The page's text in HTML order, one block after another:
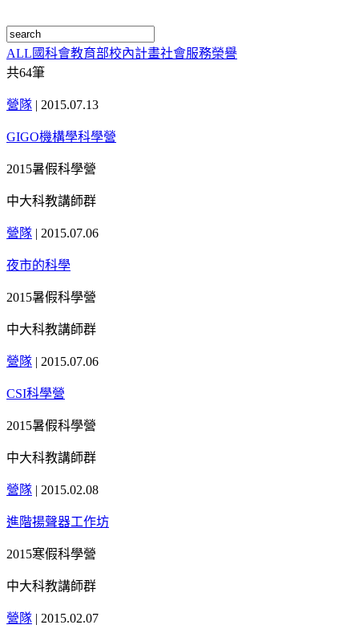
ALL 國科會教育部校內計畫社會服務榮譽
共64筆
營隊 | 2015.07.13
GIGO機構學科學營
2015暑假科學營
中大科教講師群
營隊 | 2015.07.06
夜市的科學
2015暑假科學營
中大科教講師群
營隊 | 2015.07.06
CSI科學營
2015暑假科學營
中大科教講師群
營隊 | 2015.02.08
進階揚聲器工作坊
2015寒假科學營
中大科教講師群
營隊 | 2015.02.07